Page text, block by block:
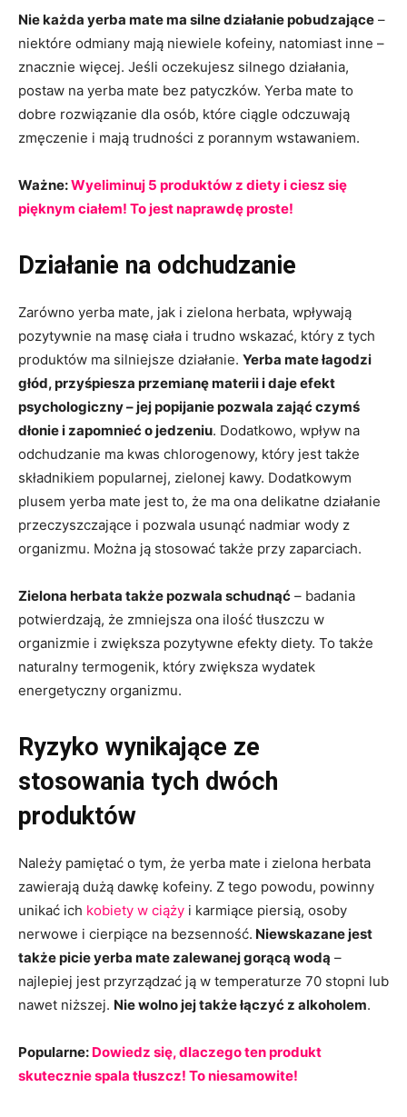
Nie każda yerba mate ma silne działanie pobudzające –
niektóre odmiany mają niewiele kofeiny, natomiast inne –
znacznie więcej. Jeśli oczekujesz silnego działania,
postaw na yerba mate bez patyczków. Yerba mate to
dobre rozwiązanie dla osób, które ciągle odczuwają
zmęczenie i mają trudności z porannym wstawaniem.
Ważne:Wyeliminuj 5 produktów z diety i ciesz się
pięknym ciałem! To jest naprawdę proste!
Działanie na odchudzanie
Zarówno yerba mate, jak i zielona herbata, wpływają
pozytywnie na masę ciała i trudno wskazać, który z tych
produktów ma silniejsze działanie. Yerba mate łagodzi
głód, przyśpiesza przemianę materii i daje efekt
psychologiczny – jej popijanie pozwala zająć czymś
dłonie i zapomnieć o jedzeniu. Dodatkowo, wpływ na
odchudzanie ma kwas chlorogenowy, który jest także
składnikiem popularnej, zielonej kawy. Dodatkowym
plusem yerba mate jest to, że ma ona delikatne działanie
przeczyszczające i pozwala usunąć nadmiar wody z
organizmu. Można ją stosować także przy zaparciach.
Zielona herbata także pozwala schudnąć – badania
potwierdzają, że zmniejsza ona ilość tłuszczu w
organizmie i zwiększa pozytywne efekty diety. To także
naturalny termogenik, który zwiększa wydatek
energetyczny organizmu.
Ryzyko wynikające ze
stosowania tych dwóch
produktów
Należy pamiętać o tym, że yerba mate i zielona herbata
zawierają dużą dawkę kofeiny. Z tego powodu, powinny
unikać ich kobiety w ciąży i karmiące piersią, osoby
nerwowe i cierpiące na bezsenność. Niewskazane jest
także picie yerba mate zalewanej gorącą wodą –
najlepiej jest przyrządzać ją w temperaturze 70 stopni lub
nawet niższej. Nie wolno jej także łączyć z alkoholem.
Popularne: Dowiedz się, dlaczego ten produkt
skutecznie spala tłuszcz! To niesamowite!